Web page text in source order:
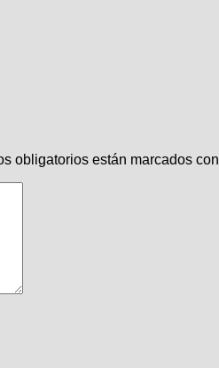
obligatorios están marcados con